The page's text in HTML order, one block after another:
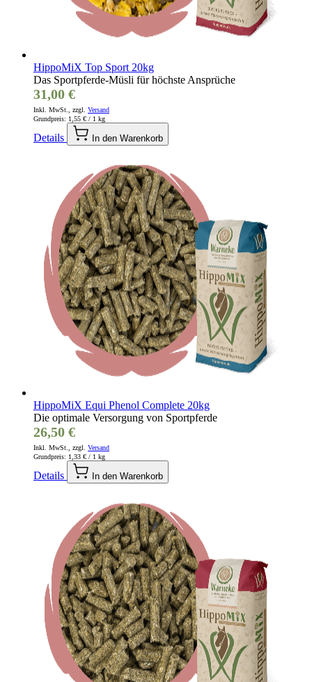
HippoMiX Top Sport 20kg
Das Sportpferde-Müsli für höchste Ansprüche
31,00 €
Inkl. MwSt., zzgl. Versand
Grundpreis: 1,55 € / 1 kg
Details In den Warenkorb
HippoMiX Equi Phenol Complete 20kg
Die optimale Versorgung von Sportpferde
26,50 €
Inkl. MwSt., zzgl. Versand
Grundpreis: 1,33 € / 1 kg
Details In den Warenkorb